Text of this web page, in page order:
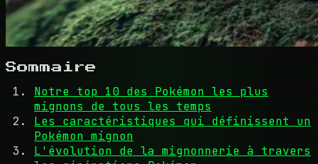
Sommaire
Notre top 10 des Pokémon les plus
mignons de tous les temps
Les caractéristiques qui définissent un
Pokémon mignon
L'évolution de la mignonnerie à travers